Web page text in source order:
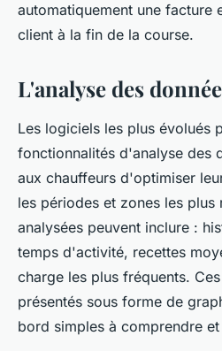
automatiquement une facture
client à la fin de la course.
L'analyse des
Les logiciels les plus évolués
fonctionnalités d'analyse des
aux chauffeurs d'optimiser
les périodes et zones les plus
analysées peuvent inclure :
temps d'activité, recettes
charge les plus fréquents.
présentés sous forme de
bord simples à comprendre